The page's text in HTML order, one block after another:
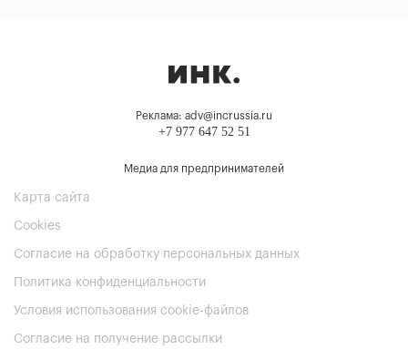
Реклама: adv@incrussia.ru
+7 977 647 52 51
Медиа для предпринимателей
Карта сайта
Cookies
Согласие на обработку персональных данных
Политика конфиденциальности
Условия использования cookie-файлов
Согласие на получение рассылки